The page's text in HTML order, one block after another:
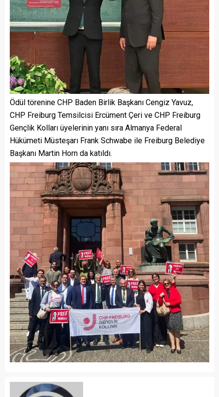
Ödül törenine CHP Baden Birlik Başkanı Cengiz Yavuz,
CHP Freiburg Temsilcisi Ercüment Çeri ve CHP Freiburg
Gençlik Kolları üyelerinin yanı sıra Almanya Federal
Hükümeti Müsteşarı Frank Schwabe ile Freiburg Belediye
Başkanı Martin Horn da katıldı.